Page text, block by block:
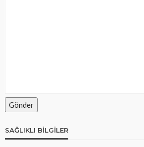
SAĞLIKLI BILGILER